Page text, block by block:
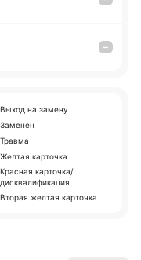
–
Выход на замену
Заменен
Травма
Желтая карточка
Красная карточка/
дисквалификация
Вторая желтая карточка